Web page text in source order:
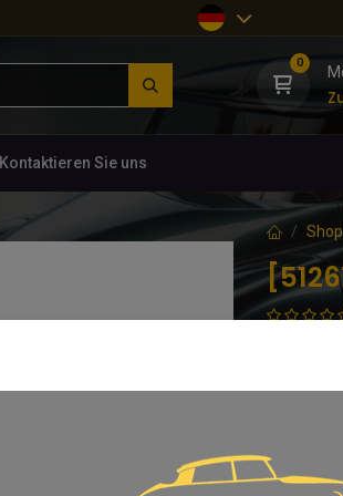
0
Kontaktieren Sie uns
Shop
62,50